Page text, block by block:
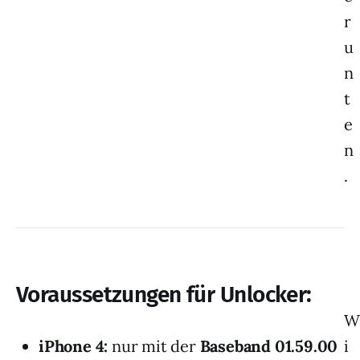
r
u
n
t
e
n
.
Voraussetzungen für Unlocker:
iPhone 4: nur mit der Baseband 01.59.00
W
i